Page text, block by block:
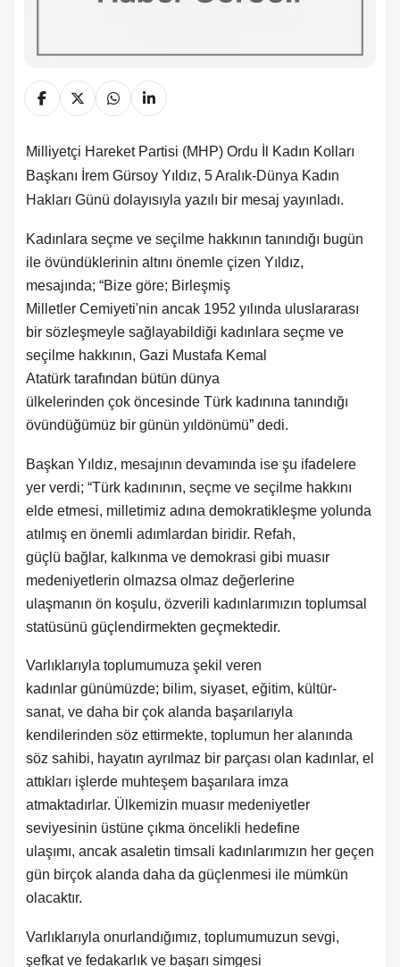
Milliyetçi Hareket Partisi (MHP) Ordu İl Kadın Kolları
Başkanı İrem Gürsoy Yıldız, 5 Aralık-Dünya Kadın
Hakları Günü dolayısıyla yazılı bir mesaj yayınladı.
Kadınlara seçme ve seçilme hakkının tanındığı bugün
ile övündüklerinin altını önemle çizen Yıldız,
mesajında; “Bize göre; Birleşmiş
Milletler Cemiyeti'nin ancak 1952 yılında uluslararası
bir sözleşmeyle sağlayabildiği kadınlara seçme ve
seçilme hakkının, Gazi Mustafa Kemal
Atatürk tarafından bütün dünya
ülkelerinden çok öncesinde Türk kadınına tanındığı
övündüğümüz bir günün yıldönümü” dedi.
Başkan Yıldız, mesajının devamında ise şu ifadelere
yer verdi; “Türk kadınının, seçme ve seçilme hakkını
elde etmesi, milletimiz adına demokratikleşme yolunda
atılmış en önemli adımlardan biridir. Refah,
güçlü bağlar, kalkınma ve demokrasi gibi muasır
medeniyetlerin olmazsa olmaz değerlerine
ulaşmanın ön koşulu, özverili kadınlarımızın toplumsal
statüsünü güçlendirmekten geçmektedir.
Varlıklarıyla toplumumuza şekil veren
kadınlar günümüzde; bilim, siyaset, eğitim, kültür-
sanat, ve daha bir çok alanda başarılarıyla
kendilerinden söz ettirmekte, toplumun her alanında
söz sahibi, hayatın ayrılmaz bir parçası olan kadınlar, el
attıkları işlerde muhteşem başarılara imza
atmaktadırlar. Ülkemizin muasır medeniyetler
seviyesinin üstüne çıkma öncelikli hedefine
ulaşımı, ancak asaletin timsali kadınlarımızın her geçen
gün birçok alanda daha da güçlenmesi ile mümkün
olacaktır.
Varlıklarıyla onurlandığımız, toplumumuzun sevgi,
şefkat ve fedakarlık ve başarı simgesi